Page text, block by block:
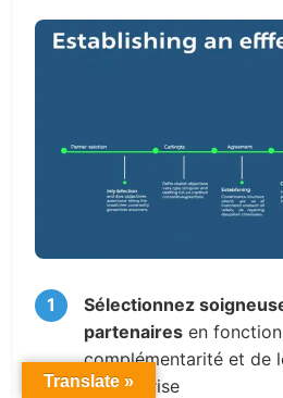
Sélectionnez
partenaires en
complémentarité et de
d’entreprise
Translate »